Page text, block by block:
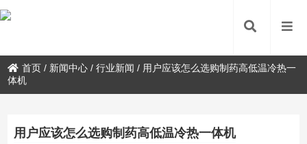
首页 / 新闻中心 /行业新闻 / 用户应该怎么选购制药高低温冷热一
体机
用户应该怎么选购制药高低温冷热一体机